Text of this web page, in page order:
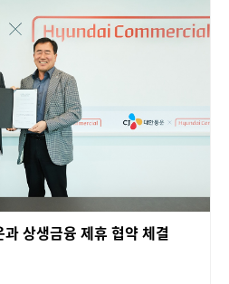
상생금융 제휴 협약 체결